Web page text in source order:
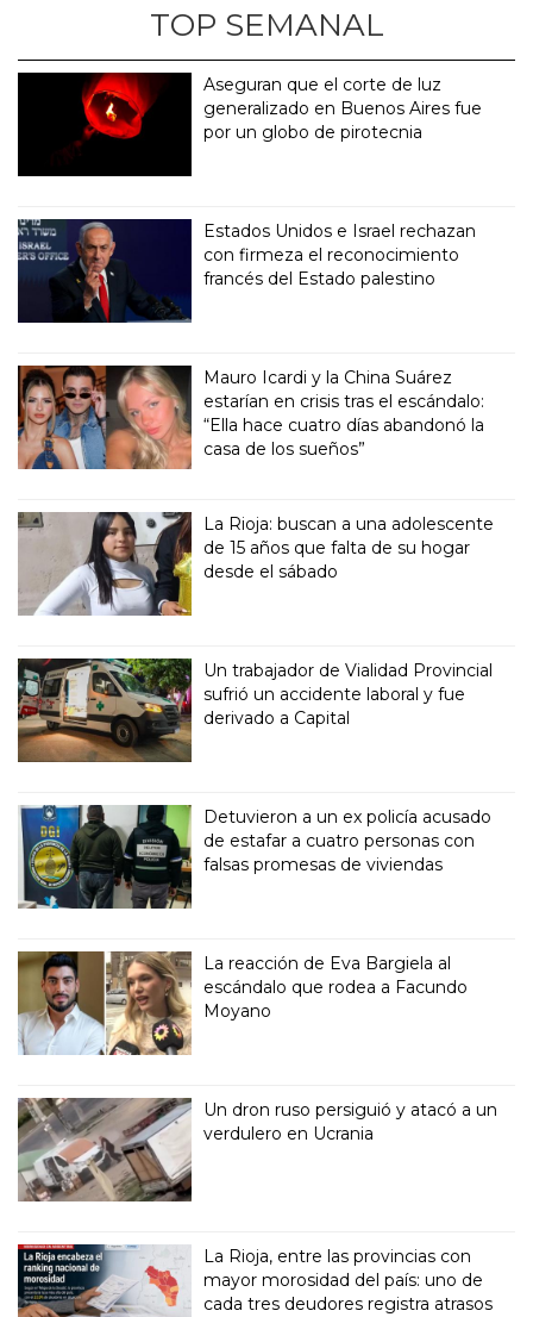
TOP SEMANAL
Aseguran que el corte de luz
generalizado en Buenos Aires fue
por un globo de pirotecnia
Estados Unidos e Israel rechazan
con firmeza el reconocimiento
francés del Estado palestino
Mauro Icardi y la China Suárez
estarían en crisis tras el escándalo:
“Ella hace cuatro días abandonó la
casa de los sueños”
La Rioja: buscan a una adolescente
de 15 años que falta de su hogar
desde el sábado
Un trabajador de Vialidad Provincial
sufrió un accidente laboral y fue
derivado a Capital
Detuvieron a un ex policía acusado
de estafar a cuatro personas con
falsas promesas de viviendas
La reacción de Eva Bargiela al
escándalo que rodea a Facundo
Moyano
Un dron ruso persiguió y atacó a un
verdulero en Ucrania
La Rioja, entre las provincias con
mayor morosidad del país: uno de
cada tres deudores registra atrasos